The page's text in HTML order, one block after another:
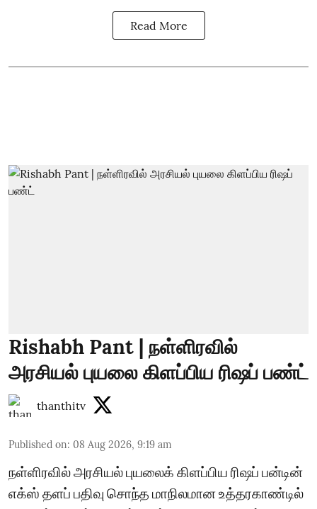
Read More
Rishabh Pant | நள்ளிரவில்
அரசியல் புயலை கிளப்பிய ரிஷப் பண்ட்
thanthitv
Published on: 08 Aug 2026, 9:19 am
நள்ளிரவில் அரசியல் புயலைக் கிளப்பிய ரிஷப் பன்டின்
எக்ஸ் தளப் பதிவு சொந்த மாநிலமான உத்தரகாண்டில்